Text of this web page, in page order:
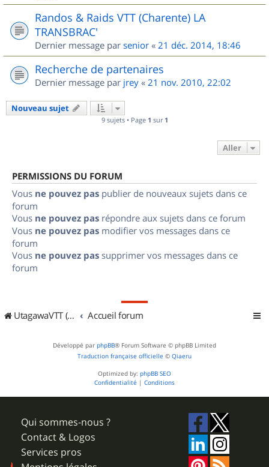
Randos & Raids VTT (Charente) LA
TRANSBRAC'
Dernier message par senior « 21 déc. 2014, 18:46
Recherche de partenaires
Dernier message par jrey « 21 nov. 2010, 22:02
Nouveau sujet
9 sujets • Page 1 sur 1
Aller
PERMISSIONS DU FORUM
Vous ne pouvez pas publier de nouveaux sujets dans ce
forum
Vous ne pouvez pas répondre aux sujets dans ce forum
Vous ne pouvez pas modifier vos messages dans ce
forum
Vous ne pouvez pas supprimer vos messages dans ce
forum
UtagawaVTT (Randos VTT et VTTAE avec traces GPS) Accueil forum
Développé par phpBB® Forum Software © phpBB Limited
Traduction française officielle © Qiaeru
Optimized by: phpBB SEO
Confidentialité | Conditions
Qui sommes-nous ?
Contact & Logos
Services pros